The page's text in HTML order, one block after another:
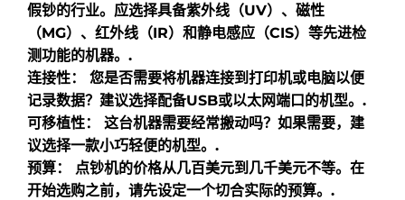
假钞的行业。应选择具备紫外线（UV）、磁性
（MG）、红外线（IR）和静电感应（CIS）等先进检
测功能的机器。.
连接性：
您是否需要将机器连接到打印机或电脑以便
记录数据？建议选择配备USB或以太网端口的机型。.
可移植性：
这台机器需要经常搬动吗？如果需要，建
议选择一款小巧轻便的机型。.
预算：
点钞机的价格从几百美元到几千美元不等。在
开始选购之前，请先设定一个切合实际的预算。.